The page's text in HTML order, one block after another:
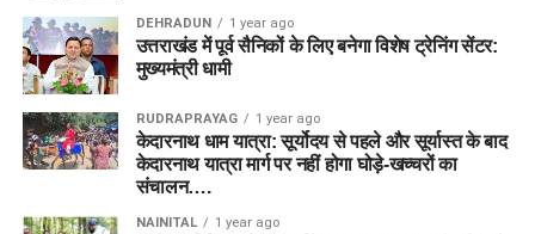
DEHRADUN 1 year ago
उत्तराखंड में पूर्व सैनिकों के लिए बनेगा विशेष ट्रेनिंग सेंटर:
मुख्यमंत्री धामी
RUDRAPRAYAG 1 year ago
केदारनाथ धाम यात्रा: सूर्योदय से पहले और सूर्यास्त के बाद
केदारनाथ यात्रा मार्ग पर नहीं होगा घोड़े-खच्चरों का
संचालन….
NAINITAL 1 year ago